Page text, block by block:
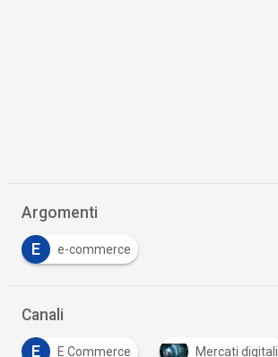
Argomenti
E e-commerce
Canali
E E Commerce Mercati digitali